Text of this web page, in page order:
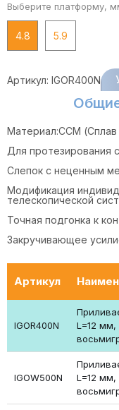
Выберите платформу,
4.8 5.9
Артикул: IGOR400N
Материал:CCM
Для протезирования
Слепок с неценным
Модификация
телескопической
Точная подгонка к
Закручивающее
Артикул
IGOR400N
L=12
IGOW500N
L=12